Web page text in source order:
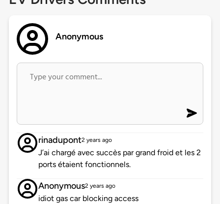
Anonymous
rinadupont2 years ago
J’ai chargé avec succès par grand froid et les 2
ports étaient fonctionnels.
Anonymous2 years ago
idiot gas car blocking access